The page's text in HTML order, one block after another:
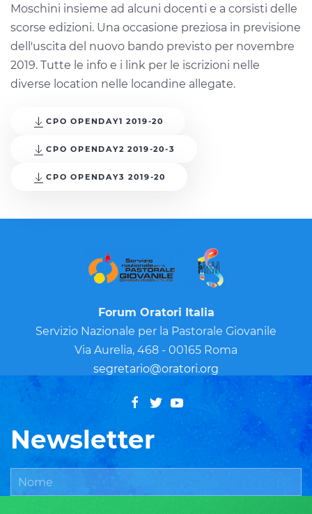
Moschini insieme ad alcuni docenti e a corsisti delle
scorse edizioni. Una occasione preziosa in previsione
dell'uscita del nuovo bando previsto per novembre
2019. Tutte le info e i link per le iscrizioni nelle
diverse location nelle locandine allegate.
CPO OPENDAY1 2019-20
CPO OPENDAY2 2019-20-3
CPO OPENDAY3 2019-20
Forum Oratori Italia
Servizio Nazionale per la Pastorale Giovanile
Via Aurelia, 468 - 00165 Roma
segretario@oratori.org
Newsletter